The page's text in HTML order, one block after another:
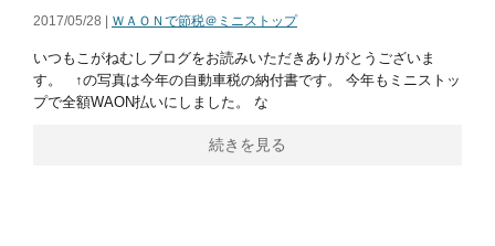
2017/05/28 | ＷＡＯＮで節税＠ミニストップ
いつもこがねむしブログをお読みいただきありがとうございま
す。 ↑の写真は今年の自動車税の納付書です。 今年もミニストッ
プで全額WAON払いにしました。 な
続きを見る